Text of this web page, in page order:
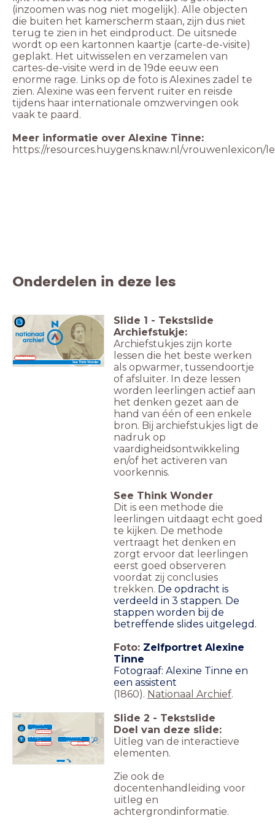
(inzoomen was nog niet mogelijk). Alle objecten
die buiten het kamerscherm staan, zijn dus niet
terug te zien in het eindproduct. De uitsnede
wordt op een kartonnen kaartje (carte-de-visite)
geplakt. Het uitwisselen en verzamelen van
cartes-de-visite werd in de 19de eeuw een
enorme rage. Links op de foto is Alexines zadel te
zien. Alexine was een fervent ruiter en reisde
tijdens haar internationale omzwervingen ook
https://resources.huygens.knaw.nl/vrouwenlexicon/
Onderdelen in deze les
See Think Wonder
Archiefstukj
e
Slide 1 - Tekstslide
Archiefstukje:
Archiefstukjes zijn korte
lessen die het beste werken
als opwarmer, tussendoortje
of afsluiter. In deze lessen
worden leerlingen actief aan
het denken gezet aan de
hand van één of een enkele
bron. Bij archiefstukjes ligt de
nadruk op
vaardigheidsontwikkeling
en/of het activeren van
voorkennis.
See Think Wonder
Dit is een methode die
leerlingen uitdaagt echt goed
te kijken. De methode
vertraagt het denken en
zorgt ervoor dat leerlingen
eerst goed observeren
voordat zij conclusies
trekken. De opdracht is
verdeeld in 3 stappen. De
stappen worden bij de
betreffende slides uitgelegd.
Foto: Zelfportret Alexine
Tinne
Fotograaf: Alexine Tinne en
een assistent
(1860). Nationaal Archief.
Vraag/discus
sie
Extra
informatie
Afbeelding
vergrotenKlik op
afbeelding
Notiti
es
Klik op hotspot
Klik op hotspot
Slide 2 - Tekstslide
Doel van deze slide:
Uitleg van de interactieve
elementen.
Zie ook de
docentenhandleiding voor
uitleg en
achtergrondinformatie.